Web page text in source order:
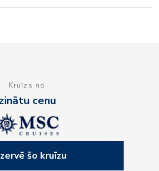
Kruīzs no
cenu
šo kruīzu